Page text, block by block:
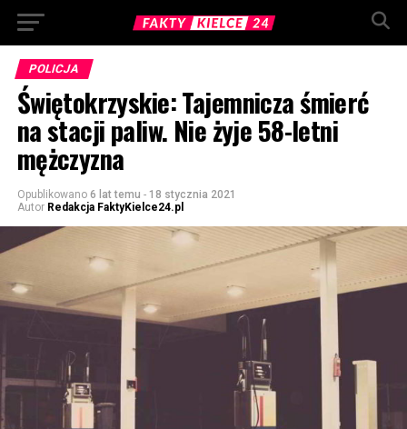
POLICJA
Świętokrzyskie: Tajemnicza śmierć
na stacji paliw. Nie żyje 58-letni
mężczyzna
Opublikowano 6 lat temu - 18 stycznia 2021
Autor Redakcja FaktyKielce24.pl